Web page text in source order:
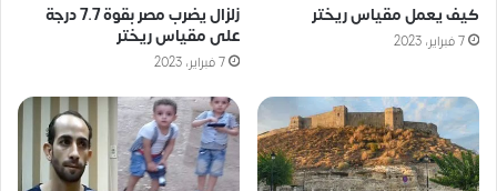
كيف يعمل مقياس ريختر
7 فبراير، 2023
زلزال يضرب مصر بقوة 7.7 درجة
على مقياس ريختر
7 فبراير، 2023